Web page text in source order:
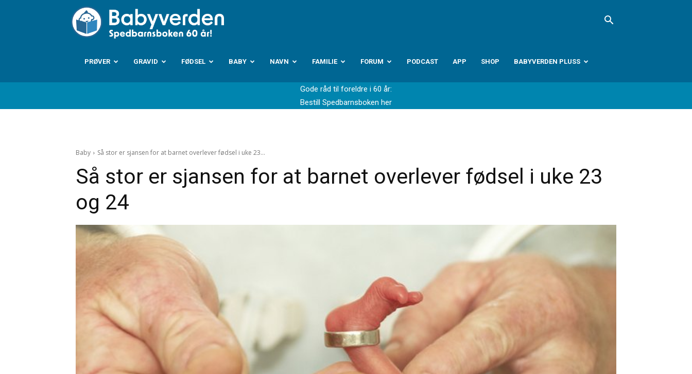
Babyverden.no
PRØVER GRAVID FØDSEL BABY NAVN FAMILIE FORUM PODCAST APP SHOP BABYVERDEN PLUSS
Gode råd til foreldre i 60 år:
Bestill Spedbarnsboken her
Baby Så stor er sjansen for at barnet overlever fødsel i uke 23...
Så stor er sjansen for at barnet overlever fødsel i uke 23
og 24